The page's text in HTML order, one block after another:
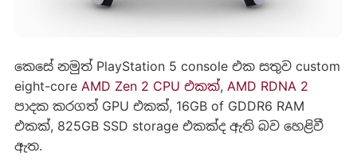
කෙසේ නමුත් PlayStation 5 console එක සතුව custom
eight-core AMD Zen 2 CPU එකක්, AMD RDNA 2
පාදක කරගත් GPU එකක්, 16GB of GDDR6 RAM
එකක්, 825GB SSD storage එකක්ද ඇති බව හෙළිවී
ඇත.